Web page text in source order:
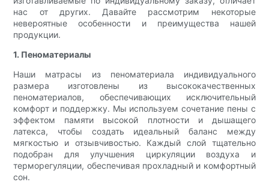
нас от других. Давайте рассмотрим некоторые
невероятные особенности и преимущества нашей
продукции.
1. Пеноматериалы
Наши матрасы из пеноматериала индивидуального
размера изготовлены из высококачественных
пеноматериалов, обеспечивающих исключительный
комфорт и поддержку. Мы используем сочетание пены с
эффектом памяти высокой плотности и дышащего
латекса, чтобы создать идеальный баланс между
мягкостью и отзывчивостью. Каждый слой тщательно
подобран для улучшения циркуляции воздуха и
терморегуляции, обеспечивая прохладный и комфортный
сон.